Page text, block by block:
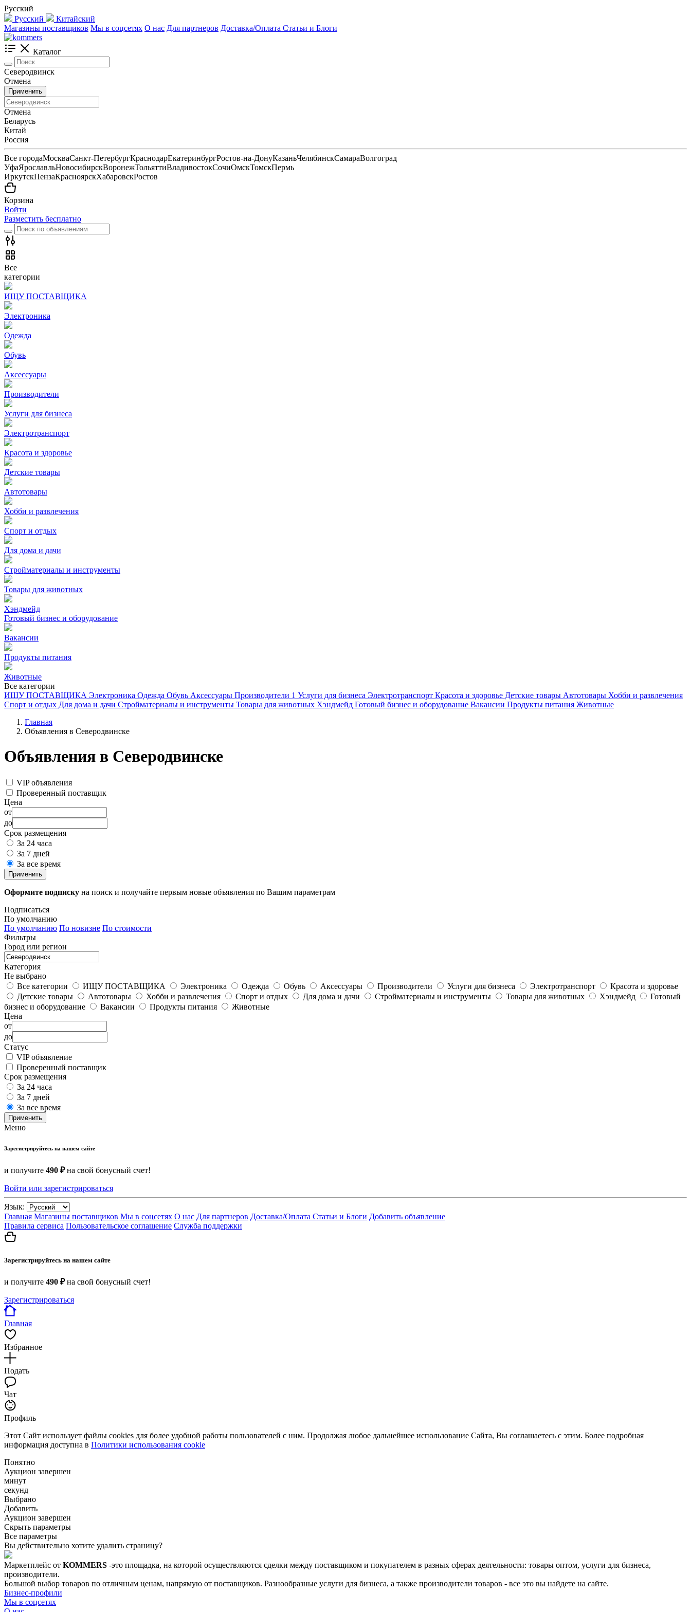
Русский
Русский
Китайский
Магазины поставщиков Мы в соцсетях О нас Для партнеров Доставка/Оплата Статьи и Блоги
Каталог
Северодвинск
Отмена
Применить
Отмена
Беларусь
Китай
Россия
Все городаМоскваСанкт-ПетербургКраснодарЕкатеринбургРостов-на-ДонуКазаньЧелябинскСамараВолгоград
УфаЯрославльНовосибирскВоронежТольяттиВладивостокСочиОмскТомскПермь
ИркутскПензаКрасноярскХабаровскРостов
Корзина
Войти
Разместить бесплатно
Все
категории
ИЩУ ПОСТАВЩИКА
Электроника
Одежда
Обувь
Аксессуары
Производители
Услуги для бизнеса
Электротранспорт
Красота и здоровье
Детские товары
Автотовары
Хобби и развлечения
Спорт и отдых
Для дома и дачи
Стройматериалы и инструменты
Товары для животных
Хэндмейд
Готовый бизнес и оборудование
Вакансии
Продукты питания
Животные
Все категории
ИЩУ ПОСТАВЩИКА Электроника Одежда Обувь Аксессуары Производители 1 Услуги для бизнеса Электротранспорт Красота и здоровье Детские товары Автотовары Хобби и развлечения
Спорт и отдых Для дома и дачи Стройматериалы и инструменты Товары для животных Хэндмейд Готовый бизнес и оборудование Вакансии Продукты питания Животные
Главная
Объявления в Северодвинске
Объявления в Северодвинске
VIP объявления
Проверенный поставщик
Цена
от
до
Срок размещения
За 24 часа
За 7 дней
За все время
Применить
Оформите подписку на поиск и получайте первым новые объявления по Вашим параметрам
Подписаться
По умолчанию
По умолчанию По новизне По стоимости
Фильтры
Город или регион
Категория
Не выбрано
Все категории
ИЩУ ПОСТАВЩИКА Электроника Одежда Обувь Аксессуары Производители Услуги для бизнеса Электротранспорт
Красота и здоровье
Детские товары
Автотовары Хобби и развлечения Спорт и отдых Для дома и дачи Стройматериалы и инструменты Товары для животных Хэндмейд
Готовый
бизнес и оборудование
Вакансии Продукты питания
Животные
Цена
от
до
Статус
VIP объявление
Проверенный поставщик
Срок размещения
За 24 часа
За 7 дней
За все время
Применить
Меню
Зарегистрируйтесь на нашем сайте
и получите 490 ₽на свой бонусный счет!
Войти или зарегистрироваться
Язык:
Главная Магазины поставщиков Мы в соцсетях О нас Для партнеров Доставка/Оплата Статьи и Блоги Добавить объявление
Правила сервиса Пользовательское соглашение Служба поддержки
Зарегистрируйтесь на нашем сайте
и получите 490 ₽на свой бонусный счет!
Зарегистрироваться
Главная
Избранное
Подать
Чат
Профиль
Этот Сайт использует файлы cookies для более удобной работы пользователей с ним. Продолжая любое дальнейшее использование Сайта, Вы соглашаетесь с этим. Более подробная
информация доступна в Политики использования cookie
Понятно
Аукцион завершен
минут
секунд
Выбрано
Добавить
Аукцион завершен
Скрыть параметры
Все параметры
Вы действительно хотите удалить страницу?
Маркетплейс от KOMMERS -это площадка, на которой осуществляются сделки между поставщиком и покупателем в разных сферах деятельности: товары оптом, услуги для бизнеса,
производители.
Большой выбор товаров по отличным ценам, напрямую от поставщиков. Разнообразные услуги для бизнеса, а также производители товаров - все это вы найдете на сайте.
Бизнес-профили
Мы в соцсетях